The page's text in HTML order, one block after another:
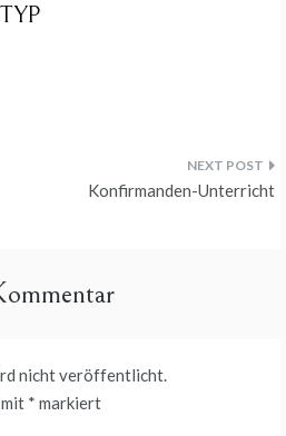
Konfirmanden-Unterricht
nicht veröffentlicht.
* markiert